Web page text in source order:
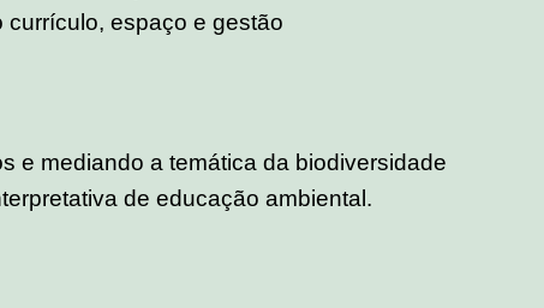
currículo, espaço e gestão
e mediando a temática da biodiversidade
de educação ambiental.